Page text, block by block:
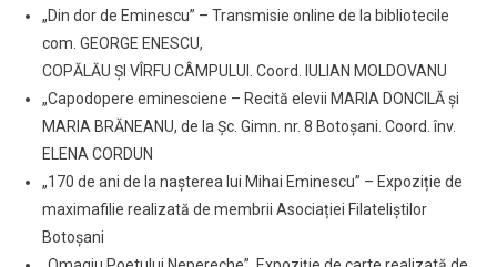
„Din dor de Eminescu” – Transmisie online de la bibliotecile
com. GEORGE ENESCU,
COPĂLĂU ȘI VÎRFU CÂMPULUI. Coord. IULIAN MOLDOVANU
„Capodopere eminesciene – Recită elevii MARIA DONCILĂ și
MARIA BRĂNEANU, de la Șc. Gimn. nr. 8 Botoșani. Coord. înv.
ELENA CORDUN
„170 de ani de la naşterea lui Mihai Eminescu” – Expoziție de
maximafilie realizată de membrii Asociației Filateliștilor
Botoșani